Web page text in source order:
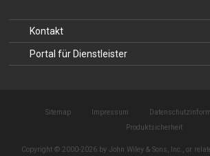
Kontakt
Portal für Dienstleister
Sitemap Impressum
Produktsicherheit
Copyright © 2000-2026 by John Wiley & Sons, Inc., or